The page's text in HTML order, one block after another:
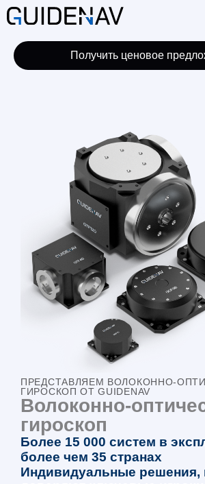
Получить ценовое
ПРЕДСТАВЛЯЕМ ВОЛОКОННО-
ГИРОСКОП ОТ GUIDENAV
Волоконно-
гироскоп
Более 15 000 систем в
более чем 35 странах
Индивидуальные решения,